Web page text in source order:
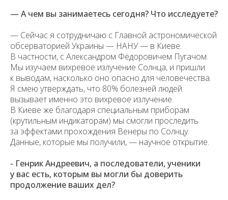
— А чем вы занимаетесь сегодня? Что исследуете?
— Сейчас я сотрудничаю с Главной астрономической
обсерваторией Украины — НАНУ — в Киеве.
В частности, с Александром Фёдоровичем Пугачом.
Мы изучаем вихревое излучение Солнца, и пришли
к выводам, насколько оно опасно для человечества.
Я смею утверждать, что 80% болезней людей
вызывает именно это вихревое излучение.
В Киеве же благодаря специальным приборам
(крутильным индикаторам) мы смогли проследить
за эффектами прохождения Венеры по Солнцу.
Данные, которые мы получили, — научное открытие.
​- Генрик Андреевич, а последователи, ученики
у вас есть, которым вы могли бы доверить
продолжение ваших дел?
Министерством юстиции Российской Федерации в реестр
Российской Федерации.